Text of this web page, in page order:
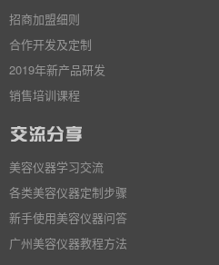
招商加盟细则
合作开发及定制
2019年新产品研发
销售培训课程
美容仪器学习交流
各类美容仪器定制步骤
新手使用美容仪器问答
广州美容仪器教程方法